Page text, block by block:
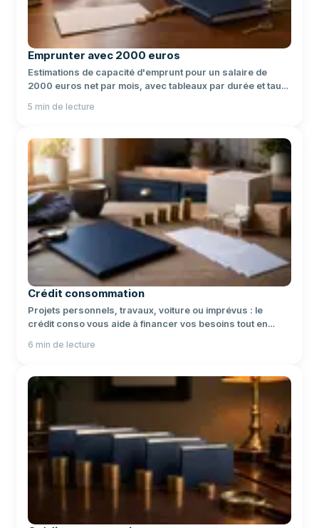
Emprunter avec 2000 euros
Estimations de capacité d'emprunt pour un salaire de
2000 euros net par mois, avec tableaux par durée et taux
5 min de lecture
Crédit consommation
Projets personnels, travaux, voiture ou imprévus : le
crédit conso vous aide à financer vos besoins tout en
6 min de lecture